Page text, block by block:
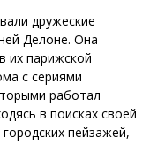
дружеские
Делоне. Она
их парижской
с сериями
работал
в поисках своей
пейзажей,